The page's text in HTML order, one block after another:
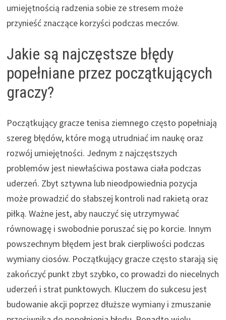
umiejętnością radzenia sobie ze stresem może
przynieść znaczące korzyści podczas meczów.
Jakie są najczęstsze błędy
popełniane przez początkujących
graczy?
Początkujący gracze tenisa ziemnego często popełniają
szereg błędów, które mogą utrudniać im naukę oraz
rozwój umiejętności. Jednym z najczęstszych
problemów jest niewłaściwa postawa ciała podczas
uderzeń. Zbyt sztywna lub nieodpowiednia pozycja
może prowadzić do słabszej kontroli nad rakietą oraz
piłką. Ważne jest, aby nauczyć się utrzymywać
równowagę i swobodnie poruszać się po korcie. Innym
powszechnym błędem jest brak cierpliwości podczas
wymiany ciosów. Początkujący gracze często starają się
zakończyć punkt zbyt szybko, co prowadzi do niecelnych
uderzeń i strat punktowych. Kluczem do sukcesu jest
budowanie akcji poprzez dłuższe wymiany i zmuszanie